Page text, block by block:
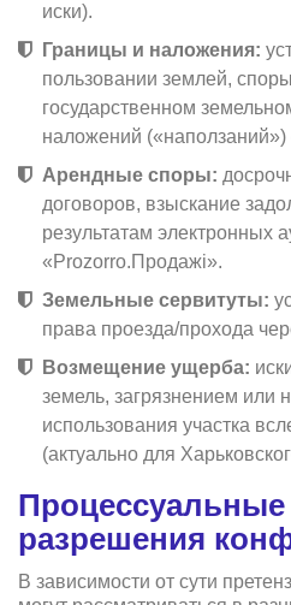
иски).
Границы и наложения:
пользовании землей,
государственном
наложений («наползаний»)
Арендные споры:
договоров, взыскание
результатам электронных
«Prozorro.Продажі».
Земельные сервитуты:
права проезда/прохода
Возмещение ущерба:
земель, загрязнением или
использования участка
(актуально для
Процессуальные
разрешения
В зависимости от сути